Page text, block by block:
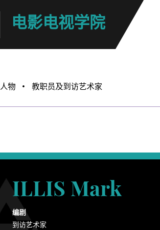
电影电视学院
人物 教职员及到访艺术家
ILLIS Mark
编剧
到访艺术家